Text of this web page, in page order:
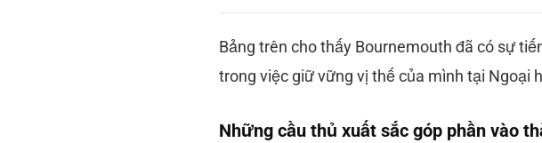
Bảng trên cho thấy Bournemouth đã có sự
trong việc giữ vững vị thế của mình tại Ngoại
Những cầu thủ xuất sắc góp phần vào